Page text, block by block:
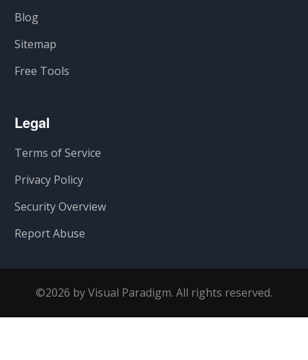
Blog
Sitemap
Free Tools
Legal
Terms of Service
Privacy Policy
Security Overview
Report Abuse
©2026 by Visual Paradigm. All rights reserved.